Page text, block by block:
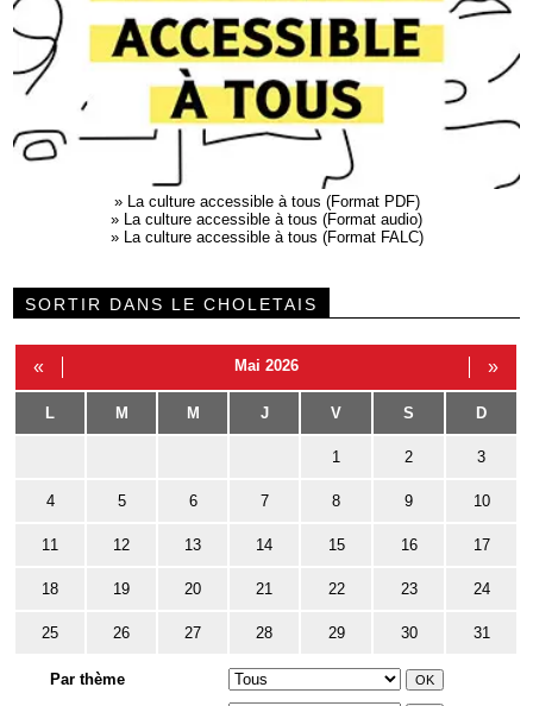
» La culture accessible à tous (Format PDF)
» La culture accessible à tous (Format audio)
» La culture accessible à tous (Format FALC)
SORTIR DANS LE CHOLETAIS
« Mai 2026 »
L M M J V S D
1 2 3
4 5 6 7 8 9 10
11 12 13 14 15 16 17
18 19 20 21 22 23 24
25 26 27 28 29 30 31
Par thème